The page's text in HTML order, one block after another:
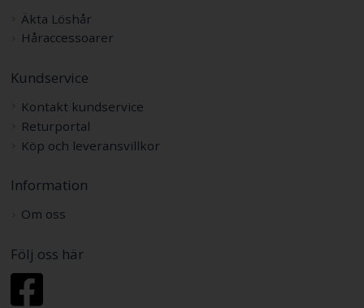
Äkta Löshår
Håraccessoarer
Kundservice
Kontakt kundservice
Returportal
Köp och leveransvillkor
Information
Om oss
Följ oss här